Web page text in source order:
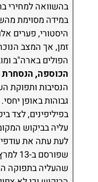
בהשוואה למחירי ברזיל
במידה מסוימת מהשוק
היסטורי, פערים אלו לא
זמן, אך המצב הנוכחי
הפולים בארה"ב ומוביל
הכוספה, הנסחרת ב-313$ לטון.
הנסיבות ותפוקת השיא,
גבוהות באופן יחסי. עליה
בפיליפינים, לצד ביקוש
עליה בביקוש המקומי
שפורסם ב-13
שהעליה בתפוקה